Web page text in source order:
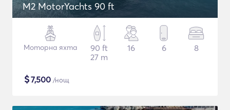
M2 MotorYachts 90 ft
Моторна яхта
90 ft
27 m
16 6 8
$7,500 /нощ